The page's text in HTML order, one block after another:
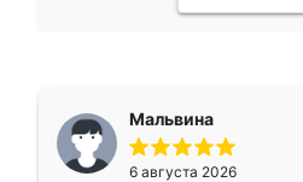
Мальвина
6 августа 2026